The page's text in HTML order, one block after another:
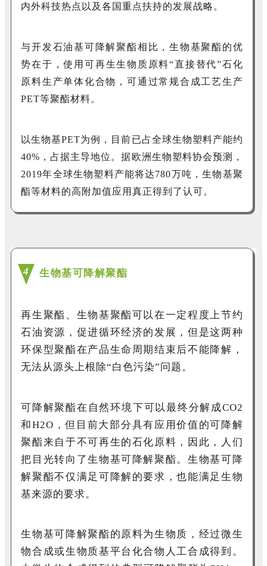
内外科技热点以及各国重点扶持的发展战略。
与开发石油基可降解聚酯相比，生物基聚酯的优
势在于，使用可再生生物质原料“直接替代”石化
原料生产单体化合物，可通过常规合成工艺生产
PET等聚酯材料。
以生物基PET为例，目前已占全球生物塑料产能约
40% ，占据主导地位。据欧洲生物塑料协会预测，
2019年全球生物塑料产能将达780万吨，生物基聚
酯等材料的高附加值应用真正得到了认可。
4 生物基可降解聚酯
再生聚酯、生物基聚酯可以在一定程度上节约
石油资源，促进循环经济的发展，但是这两种
环保型聚酯在产品生命周期结束后不能降解，
无法从源头上根除“白色污染”问题。
可降解聚酯在自然环境下可以最终分解成CO2
和 H2O ，但目前大部分具有应用价值的可降解
聚酯来自于不可再生的石化原料，因此，人们
把目光转向了生物基可降解聚酯。生物基可降
解聚酯不仅满足可降解的要求，也能满足生物
基来源的要求。
生物基可降解聚酯的原料为生物质，经过微生
物合成或生物质基平台化合物人工合成得到。